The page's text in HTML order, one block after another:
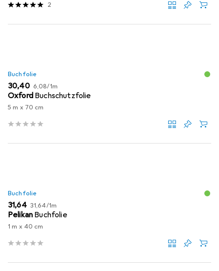
2
Buchfolie
EUR
30,40 EUR
6,08/1m
Oxford Buchschutzfolie
5 m x 70 cm
Buchfolie
EUR
31,64 EUR
31,64/1m
Pelikan Buchfolie
1 m x 40 cm